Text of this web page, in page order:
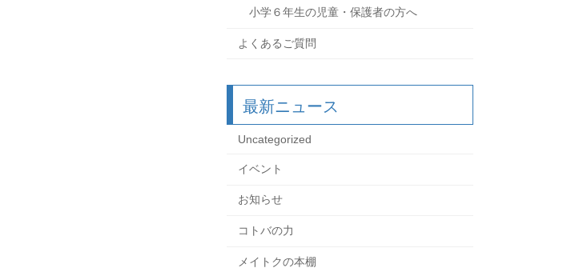
小学６年生の児童・保護者の方へ
よくあるご質問
最新ニュース
Uncategorized
イベント
お知らせ
コトバの力
メイトクの本棚